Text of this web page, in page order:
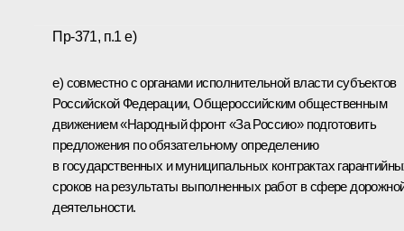
Пр-371, п.1 е)
е) совместно с органами исполнительной власти субъектов
Российской Федерации, Общероссийским общественным
движением «Народный фронт «За Россию» подготовить
предложения по обязательному определению
в государственных и муниципальных контрактах
сроков на результаты выполненных работ в сфере
деятельности.